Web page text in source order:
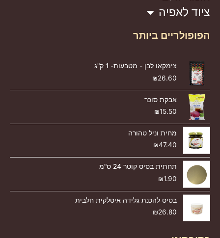
ציוד לאפיה
הפופולריים ביותר
צימקאו לבן - מטבעות- 1 ק"ג
₪26.60
אבקת סוכר
₪15.50
מחית וניל טהורה
₪47.40
תחתית בסיס קוטר 24 ס"מ
₪1.90
בסיס להכנת גלידה איטלקית חלבית
₪26.80